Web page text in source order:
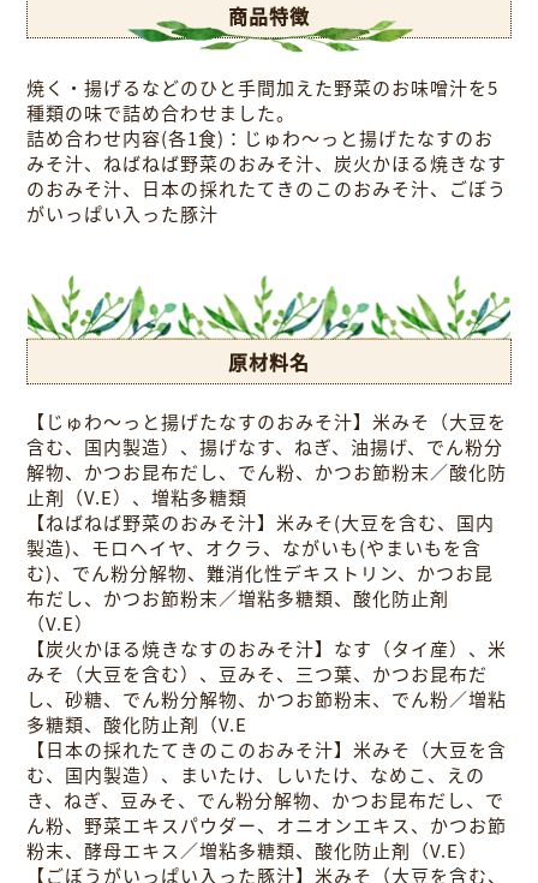
商品特徴
焼く・揚げるなどのひと手間加えた野菜のお味噌汁を5
種類の味で詰め合わせました。
詰め合わせ内容(各1食)：じゅわ～っと揚げたなすのお
みそ汁、ねばねば野菜のおみそ汁、炭火かほる焼きなす
のおみそ汁、日本の採れたてきのこのおみそ汁、ごぼう
がいっぱい入った豚汁
原材料名
【じゅわ～っと揚げたなすのおみそ汁】米みそ（大豆を
含む、国内製造）、揚げなす、ねぎ、油揚げ、でん粉分
解物、かつお昆布だし、でん粉、かつお節粉末／酸化防
止剤（V.E）、増粘多糖類
【ねばねば野菜のおみそ汁】米みそ(大豆を含む、国内
製造)、モロヘイヤ、オクラ、ながいも(やまいもを含
む)、でん粉分解物、難消化性デキストリン、かつお昆
布だし、かつお節粉末／増粘多糖類、酸化防止剤
（V.E）
【炭火かほる焼きなすのおみそ汁】なす（タイ産）、米
みそ（大豆を含む）、豆みそ、三つ葉、かつお昆布だ
し、砂糖、でん粉分解物、かつお節粉末、でん粉／増粘
多糖類、酸化防止剤（V.E
【日本の採れたてきのこのおみそ汁】米みそ（大豆を含
む、国内製造）、まいたけ、しいたけ、なめこ、えの
き、ねぎ、豆みそ、でん粉分解物、かつお昆布だし、で
ん粉、野菜エキスパウダー、オニオンエキス、かつお節
粉末、酵母エキス／増粘多糖類、酸化防止剤（V.E）
【ごぼうがいっぱい入った豚汁】米みそ（大豆を含む、